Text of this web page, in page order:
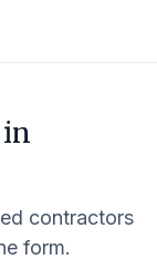
contractors
form.